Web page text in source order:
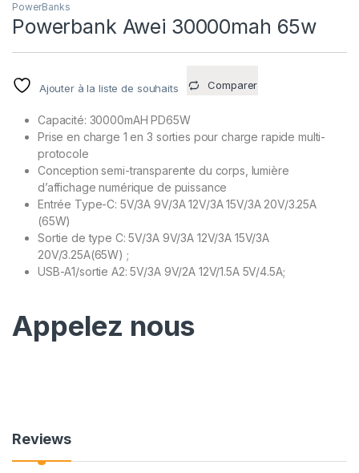
PowerBanks
Powerbank Awei 30000mah 65w
Ajouter à la liste de souhaits Comparer
Capacité: 30000mAH PD65W
Prise en charge 1 en 3 sorties pour charge rapide multi-
protocole
Conception semi-transparente du corps, lumière
d’affichage numérique de puissance
Entrée Type-C: 5V/3A 9V/3A 12V/3A 15V/3A 20V/3.25A
(65W)
Sortie de type C: 5V/3A 9V/3A 12V/3A 15V/3A
20V/3.25A(65W) ;
USB-A1/sortie A2: 5V/3A 9V/2A 12V/1.5A 5V/4.5A;
Appelez nous
Reviews